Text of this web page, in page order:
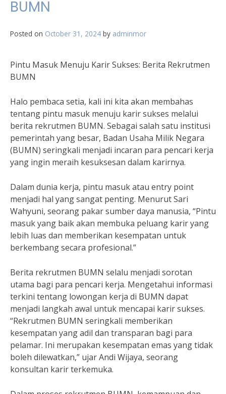
BUMN
Posted on October 31, 2024 by adminmor
Pintu Masuk Menuju Karir Sukses: Berita Rekrutmen
BUMN
Halo pembaca setia, kali ini kita akan membahas
tentang pintu masuk menuju karir sukses melalui
berita rekrutmen BUMN. Sebagai salah satu institusi
pemerintah yang besar, Badan Usaha Milik Negara
(BUMN) seringkali menjadi incaran para pencari kerja
yang ingin meraih kesuksesan dalam karirnya.
Dalam dunia kerja, pintu masuk atau entry point
menjadi hal yang sangat penting. Menurut Sari
Wahyuni, seorang pakar sumber daya manusia, “Pintu
masuk yang baik akan membuka peluang karir yang
lebih luas dan memberikan kesempatan untuk
berkembang secara profesional.”
Berita rekrutmen BUMN selalu menjadi sorotan
utama bagi para pencari kerja. Mengetahui informasi
terkini tentang lowongan kerja di BUMN dapat
menjadi langkah awal untuk mencapai karir sukses.
“Rekrutmen BUMN seringkali memberikan
kesempatan yang adil dan transparan bagi para
pelamar. Ini merupakan kesempatan emas yang tidak
boleh dilewatkan,” ujar Andi Wijaya, seorang
konsultan karir terkemuka.